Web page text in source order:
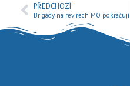
PŘEDCHOZÍ
Brigády na revírech MO pokračují